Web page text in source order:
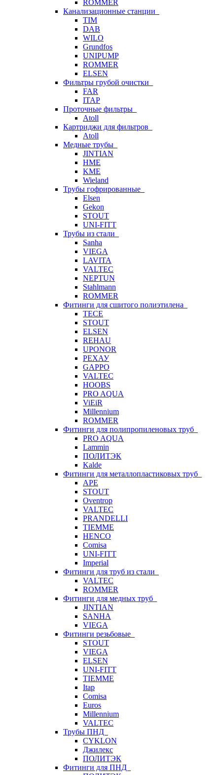
ROMMER
Канализационные станции
TIM
DAB
WILO
Grundfos
UNIPUMP
ROMMER
ELSEN
Фильтры грубой очистки
FAR
ITAP
Проточные фильтры
Atoll
Картриджи для фильтров
Atoll
Медные трубы
JINTIAN
HME
KME
Wieland
Трубы гофрированные
Elsen
Gekon
STOUT
UNI-FITT
Трубы из стали
Sanha
VIEGA
LAVITA
VALTEC
NEPTUN
Stahlmann
ROMMER
Фитинги для сшитого полиэтилена
TECE
STOUT
ELSEN
REHAU
UPONOR
РЕХАУ
GAPPO
VALTEC
HOOBS
PRO AQUA
ViEiR
Millennium
ROMMER
Фитинги для полипропиленовых труб
PRO AQUA
Lammin
ПОЛИТЭК
Kalde
Фитинги для металлопластиковых труб
APE
STOUT
Oventrop
VALTEC
PRANDELLI
TIEMME
HENCO
Comisa
UNI-FITT
Imperial
Фитинги для труб из стали
VALTEC
ROMMER
Фитинги для медных труб
JINTIAN
SANHA
VIEGA
Фитинги резьбовые
STOUT
VIEGA
ELSEN
UNI-FITT
TIEMME
Itap
Comisa
Euros
Millennium
VALTEC
Трубы ПНД
CYKLON
Джилекс
ПОЛИТЭК
Фитинги для ПНД